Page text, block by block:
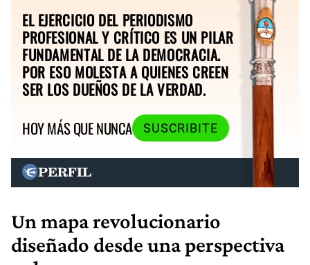
EL EJERCICIO DEL PERIODISMO
PROFESIONAL Y CRÍTICO ES UN PILAR
FUNDAMENTAL DE LA DEMOCRACIA.
POR ESO MOLESTA A QUIENES CREEN
SER LOS DUEÑOS DE LA VERDAD.
HOY MÁS QUE NUNCA
SUSCRIBITE
Un mapa revolucionario
diseñado desde una perspectiva